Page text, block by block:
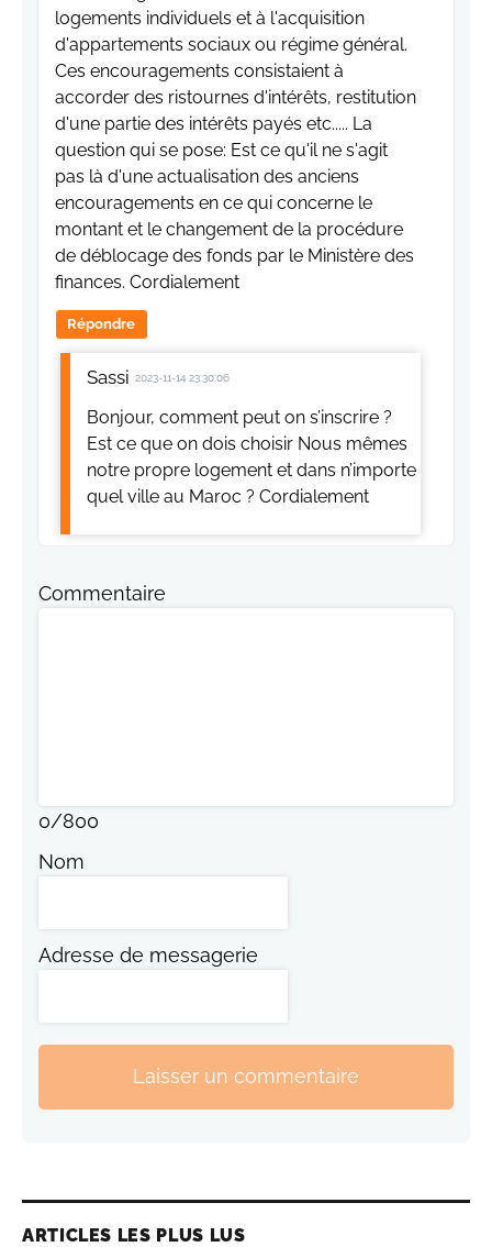
logements individuels et à l'acquisition
d'appartements sociaux ou régime général.
Ces encouragements consistaient à
accorder des ristournes d'intérêts, restitution
d'une partie des intérêts payés etc..... La
question qui se pose: Est ce qu'il ne s'agit
pas là d'une actualisation des anciens
encouragements en ce qui concerne le
montant et le changement de la procédure
de déblocage des fonds par le Ministère des
finances. Cordialement
Répondre
Sassi 2023-11-14 23:30:06
Bonjour, comment peut on s’inscrire ?
Est ce que on dois choisir Nous mêmes
notre propre logement et dans n’importe
quel ville au Maroc ? Cordialement
Commentaire
0/800
Nom
Adresse de messagerie
Laisser un commentaire
ARTICLES LES PLUS LUS